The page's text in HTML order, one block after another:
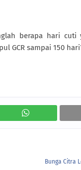
berapa hari
GCR sampai 150
Bunga Citra